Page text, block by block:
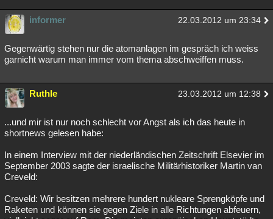
informer 22.03.2012 um 23:34
Gegenwärtig stehen nur die atomanlagen im gespräch ich weiss
garnicht warum man immer vom thema abschweiffen muss.
Ruthle 23.03.2012 um 12:38
...und mir ist nur noch schlecht vor Angst als ich das heute in
shortnews gelesen habe:
In einem Interview mit der niederländischen Zeitschrift Elsevier im
September 2003 sagte der israelische Militärhistoriker Martin van
Creveld:
Creveld: Wir besitzen mehrere hundert nukleare Sprengköpfe und
Raketen und können sie gegen Ziele in alle Richtungen abfeuern,